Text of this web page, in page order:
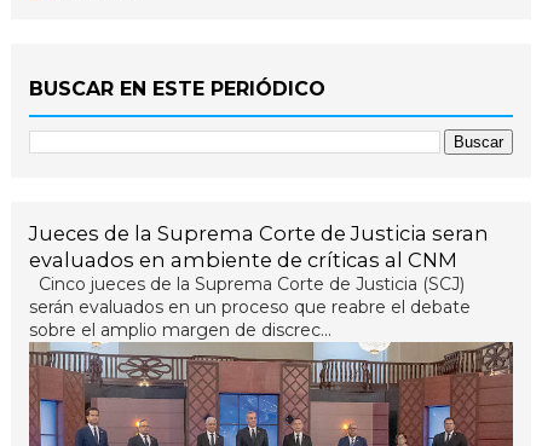
BUSCAR EN ESTE PERIÓDICO
Jueces de la Suprema Corte de Justicia seran
evaluados en ambiente de críticas al CNM
Cinco jueces de la Suprema Corte de Justicia (SCJ)
serán evaluados en un proceso que reabre el debate
sobre el amplio margen de discrec...